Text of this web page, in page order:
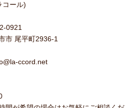
コール)
0921
市 尾平町2936-1
ccord.net